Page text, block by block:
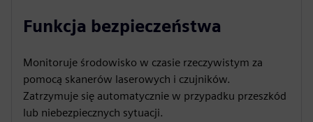
Funkcja bezpieczeństwa
Monitoruje środowisko w czasie rzeczywistym za
pomocą skanerów laserowych i czujników.
Zatrzymuje się automatycznie w przypadku przeszkód
lub niebezpiecznych sytuacji.